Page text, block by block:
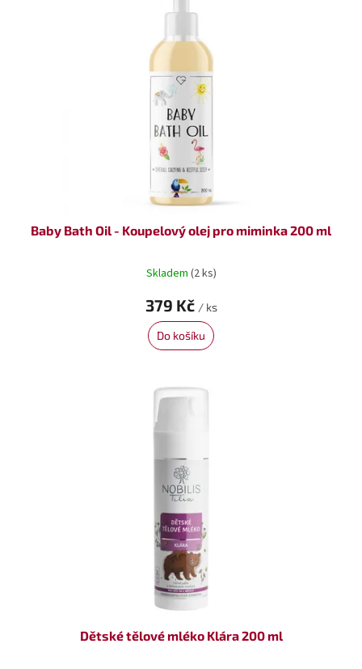
Baby Bath Oil - Koupelový olej pro miminka 200 ml
Skladem (2 ks)
379 Kč / ks
Do košíku
Dětské tělové mléko Klára 200 ml